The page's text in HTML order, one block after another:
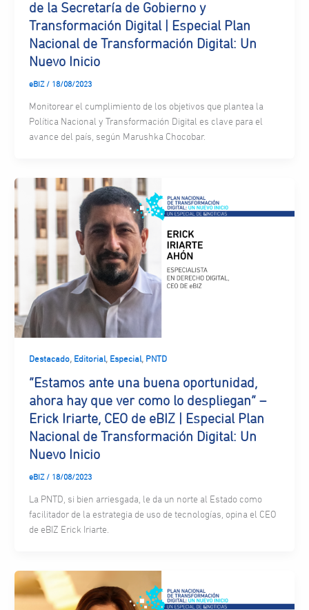
de la Secretaría de Gobierno y
Transformación Digital | Especial Plan
Nacional de Transformación Digital: Un
Nuevo Inicio
eBIZ / 18/08/2023
Monitorear el cumplimiento de los objetivos que plantea la
Política Nacional y Transformación Digital es clave para el
avance del país, según Marushka Chocobar.
Destacado, Editorial, Especial, PNTD
“Estamos ante una buena oportunidad,
ahora hay que ver como lo despliegan” –
Erick Iriarte, CEO de eBIZ | Especial Plan
Nacional de Transformación Digital: Un
Nuevo Inicio
eBIZ / 18/08/2023
La PNTD, si bien arriesgada, le da un norte al Estado como
facilitador de la estrategia de uso de tecnologías, opina el CEO
de eBIZ Erick Iriarte.